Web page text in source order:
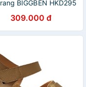
BIGGBEN HKD295
309.000 đ